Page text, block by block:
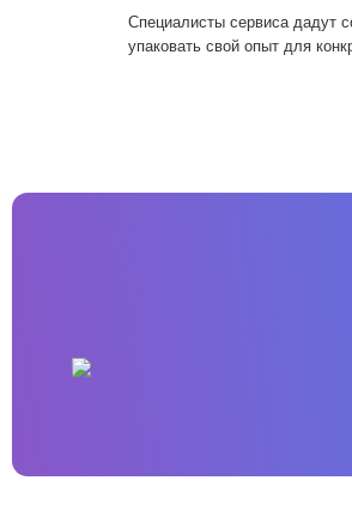
Специалисты сервиса дадут
упаковать свой опыт для